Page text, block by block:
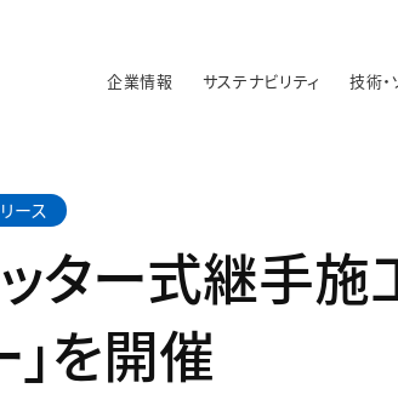
企業情報 サステナビリティ 技術・
ース
ッター式継手
」を開催